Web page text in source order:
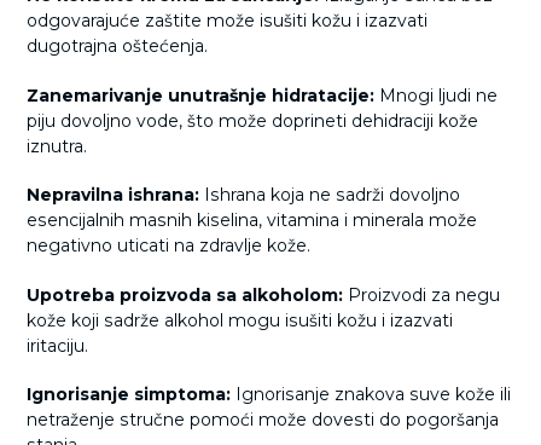
odgovarajuće zaštite može isušiti kožu i izazvati
dugotrajna oštećenja.
Zanemarivanje unutrašnje hidratacije: Mnogi ljudi ne
piju dovoljno vode, što može doprineti dehidraciji kože
iznutra.
Nepravilna ishrana: Ishrana koja ne sadrži dovoljno
esencijalnih masnih kiselina, vitamina i minerala može
negativno uticati na zdravlje kože.
Upotreba proizvoda sa alkoholom: Proizvodi za negu
kože koji sadrže alkohol mogu isušiti kožu i izazvati
iritaciju.
Ignorisanje simptoma: Ignorisanje znakova suve kože ili
netraženje stručne pomoći može dovesti do pogoršanja